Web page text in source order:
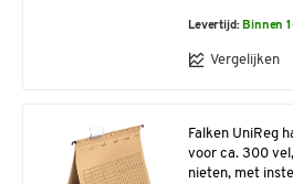
Levertijd:Binnen
Vergelijken
Falken UniReg
voor ca. 300
nieten, met